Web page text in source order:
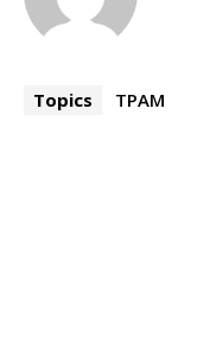
Topics ΤΡΑΜ